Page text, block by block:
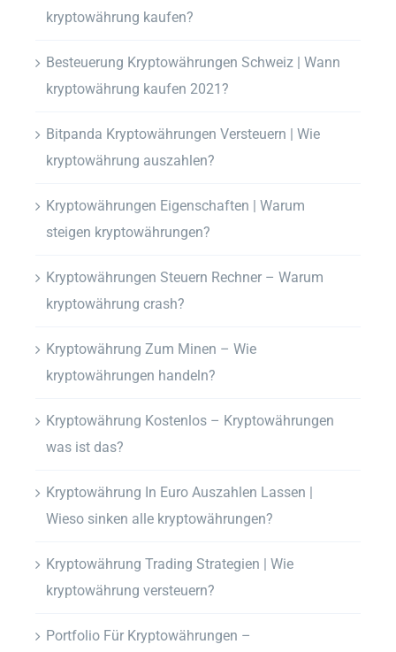
kryptowährung kaufen?
Besteuerung Kryptowährungen Schweiz | Wann
kryptowährung kaufen 2021?
Bitpanda Kryptowährungen Versteuern | Wie
kryptowährung auszahlen?
Kryptowährungen Eigenschaften | Warum
steigen kryptowährungen?
Kryptowährungen Steuern Rechner – Warum
kryptowährung crash?
Kryptowährung Zum Minen – Wie
kryptowährungen handeln?
Kryptowährung Kostenlos – Kryptowährungen
was ist das?
Kryptowährung In Euro Auszahlen Lassen |
Wieso sinken alle kryptowährungen?
Kryptowährung Trading Strategien | Wie
kryptowährung versteuern?
Portfolio Für Kryptowährungen –